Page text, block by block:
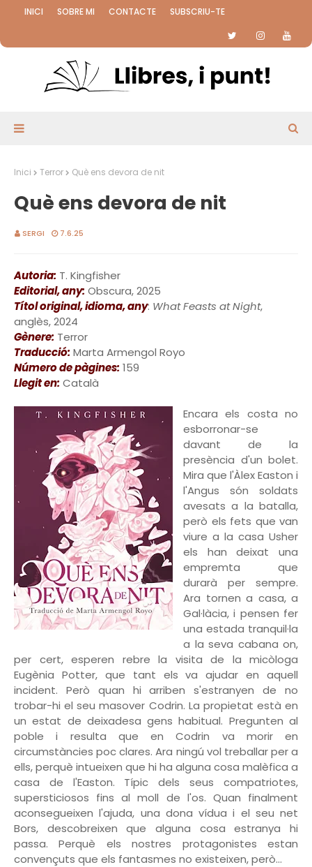
INICI SOBRE MI CONTACTE SUBSCRIU-TE
Inici Terror Què ens devora de nit
Què ens devora de nit
SERGI 7.6.25
Autoria: T. Kingfisher
Editorial, any: Obscura, 2025
Títol original, idioma, any: What Feasts at Night,
anglès, 2024
Gènere: Terror
Traducció: Marta Armengol Royo
Número de pàgines: 159
Llegit en: Català
Encara els costa no
esborronar-se
davant de la
presència d'un bolet.
Mira que l'Àlex Easton i
l'Angus són soldats
avesats a la batalla,
però els fets que van
viure a la casa Usher
els han deixat una
empremta que
durarà per sempre.
Ara tornen a casa, a
Gal·làcia, i pensen fer
una estada tranquil·la
a la seva cabana on,
per cert, esperen rebre la visita de la micòloga
Eugènia Potter, que tant els va ajudar en aquell
incident. Però quan hi arriben s'estranyen de no
trobar-hi el seu masover Codrin. La propietat està en
un estat de deixadesa gens habitual. Pregunten al
poble i resulta que en Codrin va morir en
circumstàncies poc clares. Ara ningú vol treballar per a
ells, perquè intueixen que hi ha alguna cosa malèfica a
casa de l'Easton. Típic dels seus compatriotes,
supersticiosos fins al moll de l'os. Quan finalment
aconsegueixen l'ajuda, una dona vídua i el seu net
Bors, descobreixen que alguna cosa estranya hi
passa. Perquè els nostres protagonistes estan
convençuts que els fantasmes no existeixen, però...